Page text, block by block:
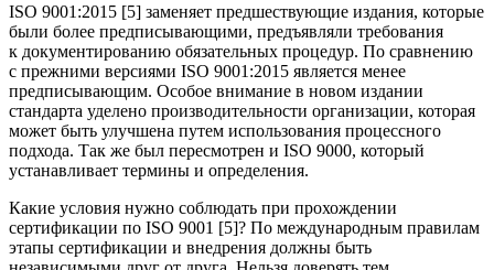
ISO 9001:2015 [5] заменяет предшествующие издания, которые
были более предписывающими, предъявляли требования
к документированию обязательных процедур. По сравнению
с прежними версиями ISO 9001:2015 является менее
предписывающим. Особое внимание в новом издании
стандарта уделено производительности организации, которая
может быть улучшена путем использования процессного
подхода. Так же был пересмотрен и ISO 9000, который
устанавливает термины и определения.
Какие условия нужно соблюдать при прохождении
сертификации по ISO 9001 [5]? По международным правилам
этапы сертификации и внедрения должны быть